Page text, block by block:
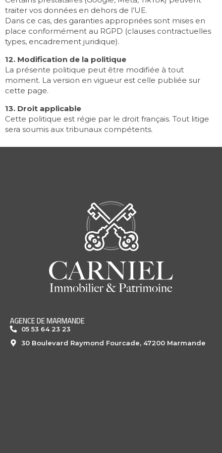
traiter vos données en dehors de l’UE.
Dans ce cas, des garanties appropriées sont mises en
place conformément au RGPD (clauses contractuelles
types, encadrement juridique).
12. Modification de la politique
La présente politique peut être modifiée à tout
moment. La version en vigueur est celle publiée sur
cette page.
13. Droit applicable
Cette politique est régie par le droit français. Tout litige
sera soumis aux tribunaux compétents.
AGENCE DE MARMANDE
05 53 64 23 23
30 Boulevard Raymond Fourcade, 47200 Marmande